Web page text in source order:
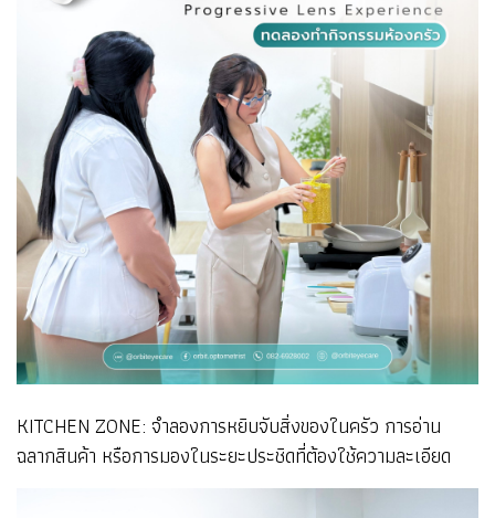
KITCHEN ZONE: จำลองการหยิบจับสิ่งของในครัว การอ่าน
ฉลากสินค้า หรือการมองในระยะประชิดที่ต้องใช้ความละเอียด